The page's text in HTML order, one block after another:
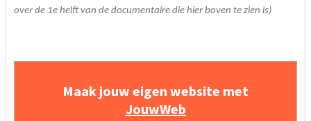
over de 1e helft van de documentaire die hier boven te zien is)
Maak jouw eigen website met
JouwWeb